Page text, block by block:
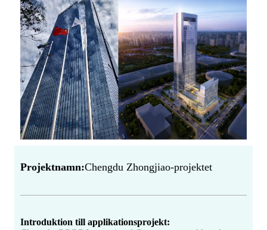
Projektnamn:Chengdu Zhongjiao-projektet
Introduktion till applikationsprojekt: